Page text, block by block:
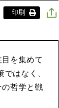
印刷
を集めて
はなく、
の哲学と戦